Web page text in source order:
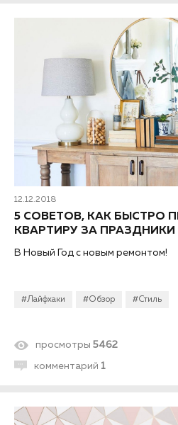
12.12.2018
#Лайфхаки #Обзор #Стиль
5 СОВЕТОВ, КАК БЫСТРО
КВАРТИРУ ЗА ПРАЗДНИКИ
В Новый Год с новым ремонтом!
просмотры 5462
комментарий 1